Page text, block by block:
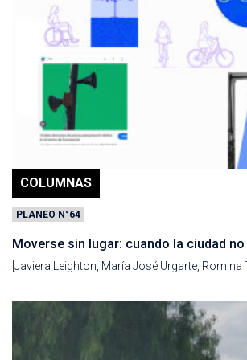
COLUMNAS
PLANEO N°64
Moverse sin lugar: cuando la ciudad
[Javiera Leighton, María José Urgarte, Romina